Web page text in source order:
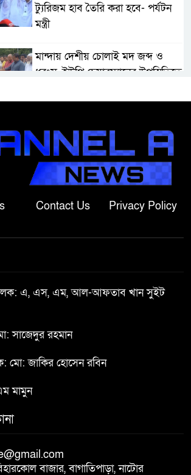
ট্যুরিজম হাব তৈরি করা হবে- পর্যটন
মন্ত্রী
মান্দায় দেশীয় চোলাই মদ জব্দ ও
ধ্বংস, ইউপি চেয়ারম্যানের উপস্থিতিতে
পরিবারের দাবি ‘হ//ত্যা’
শেরপুরের সীমান্তে বিজিবির অভিযানে
৮১ লাখ টাকার ভারতীয় ওষুধ জব্দ
পঞ্চগড়ে ১০ দফা দাবিতে ১১ দলীয়
বাগাতিপাড়ায় স্বামীর মৃত্যুর আধা
দুলু
Contact Us Privacy Policy
এ, এস, এম, আল-আফতাব খান সুইট
সাজেদুর রহমান
মো: জাকির হোসেন রবিন
মামুন
বাজার, বাগাতিপাড়া, নাটোর